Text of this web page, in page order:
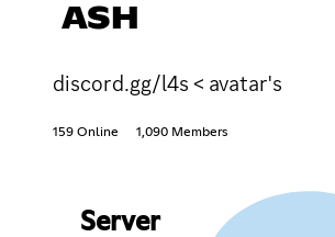
ASH
discord.gg/l4s < avatar's
159 Online 1,090 Members
Server